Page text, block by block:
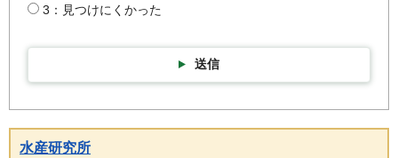
3：見つけにくかった
送信
水産研究所